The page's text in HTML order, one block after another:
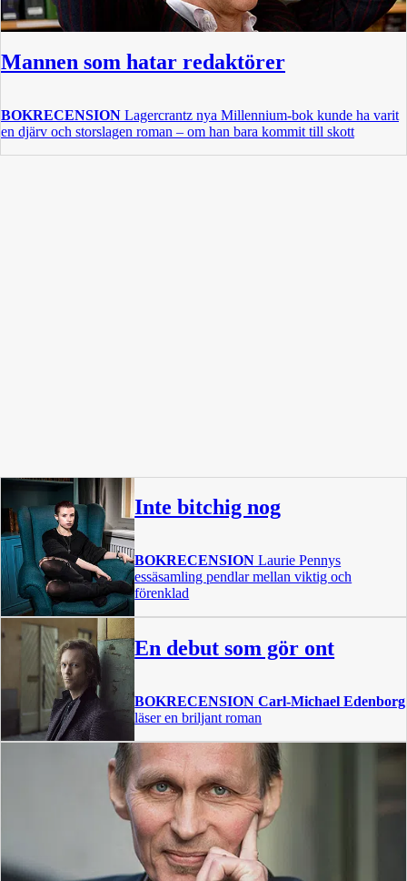
Mannen som hatar redaktörer
BOKRECENSION Lagercrantz nya Millennium-bok kunde ha varit
en djärv och storslagen roman – om han bara kommit till skott
Inte bitchig nog
BOKRECENSION Laurie Pennys
essäsamling pendlar mellan viktig och
förenklad
En debut som gör ont
BOKRECENSIONCarl-Michael Edenborg
läser en briljant roman